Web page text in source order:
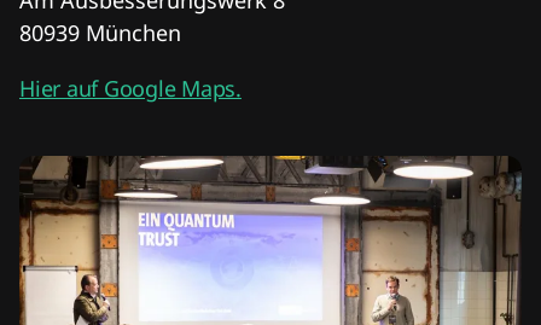
80939 München
Hier auf Google Maps.